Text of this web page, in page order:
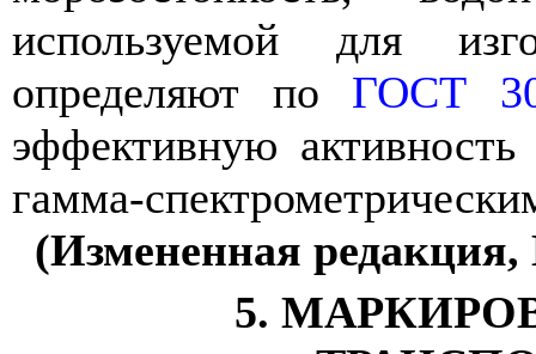
используемой для
определяют по ГОСТ
эффективную
гамма-
(Измененная
5.